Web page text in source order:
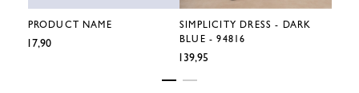
PRODUCT NAME
€17,90
SIMPLICITY DRESS - DARK
BLUE - 94816
€139,95